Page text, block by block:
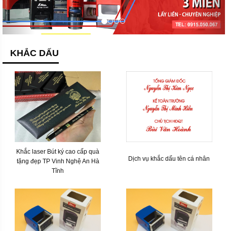
KHẮC DẤU
Khắc laser Bút ký cao cấp quà
tặng đẹp TP Vinh Nghệ An Hà
Tĩnh
Dịch vụ khắc dấu tên cá nhân